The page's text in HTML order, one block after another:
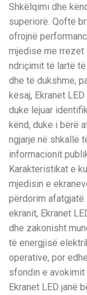
Shkëlqimi dhe
superiorë. Qoftë
ofrojnë
mjedise me rrezet
ndriçimit të lartë
dhe të dukshme,
kësaj, Ekranet
duke lejuar
kënd, duke i bërë
ngjarje në shkallë
informacionit
Karakteristikat e
mjedisin e
përdorim
ekranit, Ekranet
dhe zakonisht
të energjisë
operative, por
sfondin e
Ekranet LED janë